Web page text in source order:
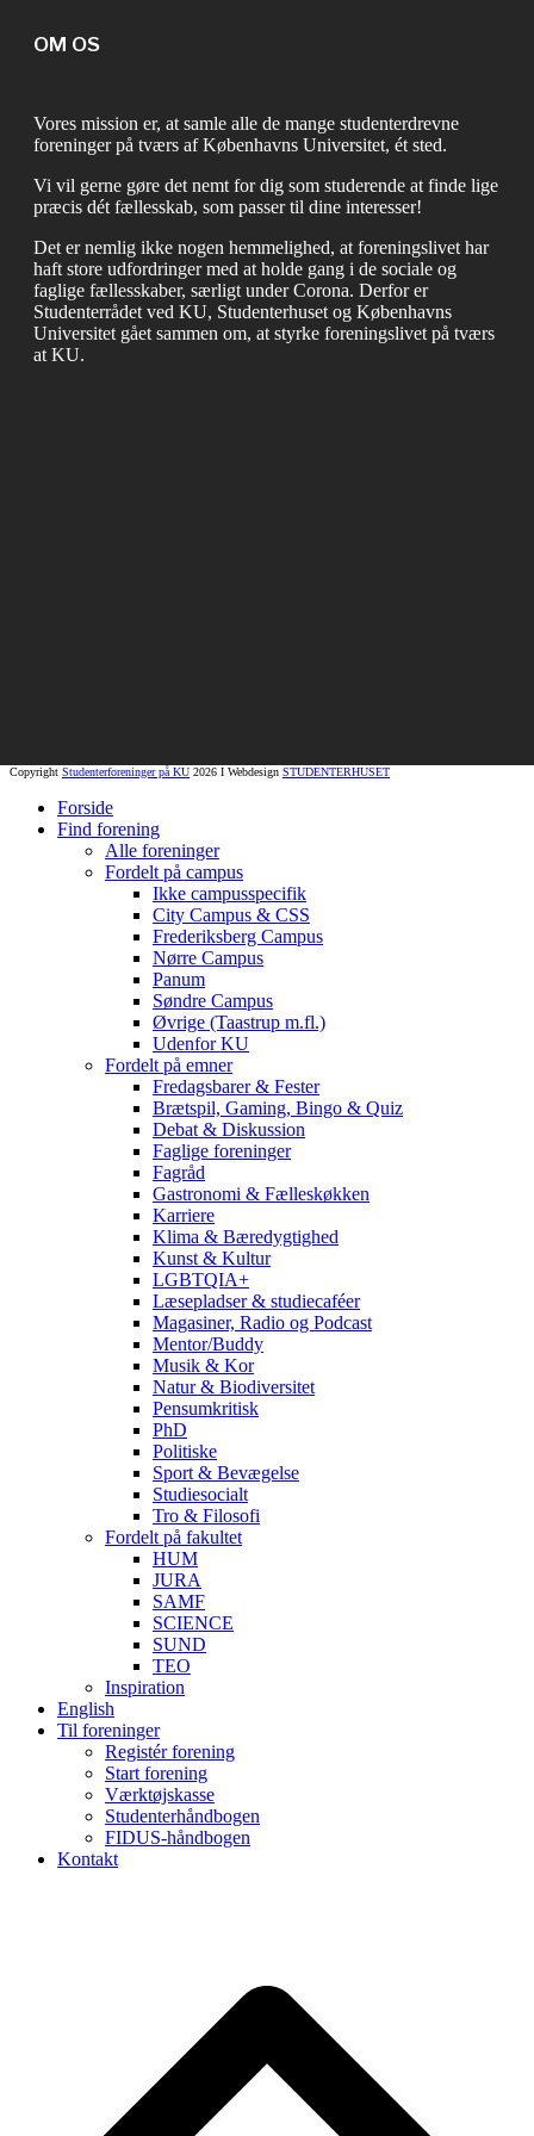
OM OS
Vores mission er, at samle alle de mange studenterdrevne
foreninger på tværs af Københavns Universitet, ét sted.
Vi vil gerne gøre det nemt for dig som studerende at finde lige
præcis dét fællesskab, som passer til dine interesser!
Det er nemlig ikke nogen hemmelighed, at foreningslivet har
haft store udfordringer med at holde gang i de sociale og
faglige fællesskaber, særligt under Corona. Derfor er
Studenterrådet ved KU, Studenterhuset og Københavns
Universitet gået sammen om, at styrke foreningslivet på tværs
at KU.
Copyright Studenterforeninger på KU 2026 I Webdesign STUDENTERHUSET
Forside
Find forening
Alle foreninger
Fordelt på campus
Ikke campusspecifik
City Campus & CSS
Frederiksberg Campus
Nørre Campus
Panum
Søndre Campus
Øvrige (Taastrup m.fl.)
Udenfor KU
Fordelt på emner
Fredagsbarer & Fester
Brætspil, Gaming, Bingo & Quiz
Debat & Diskussion
Faglige foreninger
Fagråd
Gastronomi & Fælleskøkken
Karriere
Klima & Bæredygtighed
Kunst & Kultur
LGBTQIA+
Læsepladser & studiecaféer
Magasiner, Radio og Podcast
Mentor/Buddy
Musik & Kor
Natur & Biodiversitet
Pensumkritisk
PhD
Politiske
Sport & Bevægelse
Studiesocialt
Tro & Filosofi
Fordelt på fakultet
HUM
JURA
SAMF
SCIENCE
SUND
TEO
Inspiration
English
Til foreninger
Registér forening
Start forening
Værktøjskasse
Studenterhåndbogen
FIDUS-håndbogen
Kontakt